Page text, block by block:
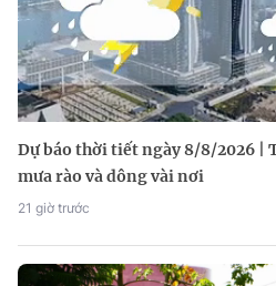
Dự báo thời tiết ngày 8/8/2026 |
mưa rào và dông vài nơi
21 giờ trước